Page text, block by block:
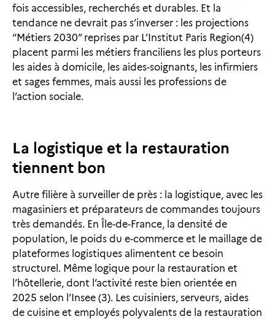
fois accessibles, recherchés et durables. Et la
tendance ne devrait pas s’inverser : les projections
“Métiers 2030” reprises par L’Institut Paris Region(4)
placent parmi les métiers franciliens les plus porteurs
les aides à domicile, les aides-soignants, les infirmiers
et sages femmes, mais aussi les professions de
l’action sociale.
La logistique et la restauration
tiennent bon
Autre filière à surveiller de près : la logistique, avec les
magasiniers et préparateurs de commandes toujours
très demandés. En Île-de-France, la densité de
population, le poids du e-commerce et le maillage de
plateformes logistiques alimentent ce besoin
structurel. Même logique pour la restauration et
l’hôtellerie, dont l’activité reste bien orientée en
2025 selon l’Insee (3). Les cuisiniers, serveurs, aides
de cuisine et employés polyvalents de la restauration